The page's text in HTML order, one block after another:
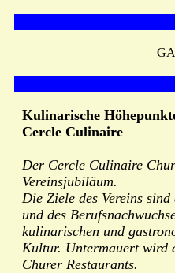
Kulinarische
Cercle Culinaire
Der Cercle Culinaire
Vereinsjubiläum.
Die Ziele des Vereins
und des
kulinarischen und
Kultur. Untermauert wird
Churer Restaurants.